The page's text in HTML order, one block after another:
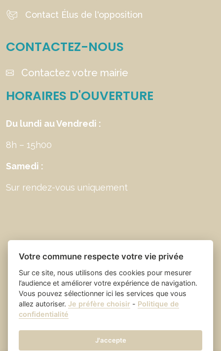
Contact Élus de l'opposition
CONTACTEZ-NOUS
Contactez votre mairie
HORAIRES D'OUVERTURE
Du lundi au Vendredi :
8h – 15h00
Samedi :
Sur rendez-vous uniquement
Place du village la solution web
et appli des collectivités
- Saint Laurent
Mentions légales-- Gestion des cookies
Votre commune respecte votre vie privée
Sur ce site, nous utilisons des cookies pour mesurer
l’audience et améliorer votre expérience de navigation.
Vous pouvez sélectionner ici les services que vous
allez autoriser.Je préfère choisir - Politique de
confidentialité
J'accepte